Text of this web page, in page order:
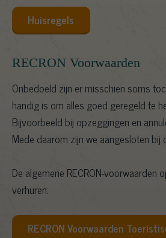
Huisregels
RECRON Voorwaarden
Onbedoeld zijn er misschien soms
handig is om alles goed geregeld te
Bijvoorbeeld bij opzeggingen en
Mede daarom zijn we aangesloten bij
De algemene RECRON-voorwaarden
verhuren:
RECRON Voorwaarden